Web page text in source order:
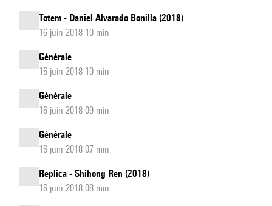
Totem - Daniel Alvarado Bonilla (2018)
16 juin 2018 10 min
Générale
16 juin 2018 10 min
Générale
16 juin 2018 09 min
Générale
16 juin 2018 07 min
Replica - Shihong Ren (2018)
16 juin 2018 08 min